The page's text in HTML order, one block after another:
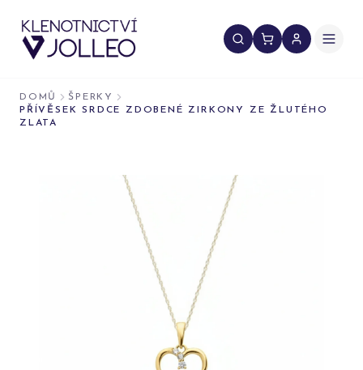
DOMŮ
ŠPERKY
PŘÍVĚSEK SRDCE ZDOBENÉ ZIRKONY ZE ŽLUTÉHO
ZLATA